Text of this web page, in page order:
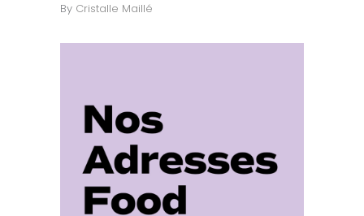
By Cristalle Maillé